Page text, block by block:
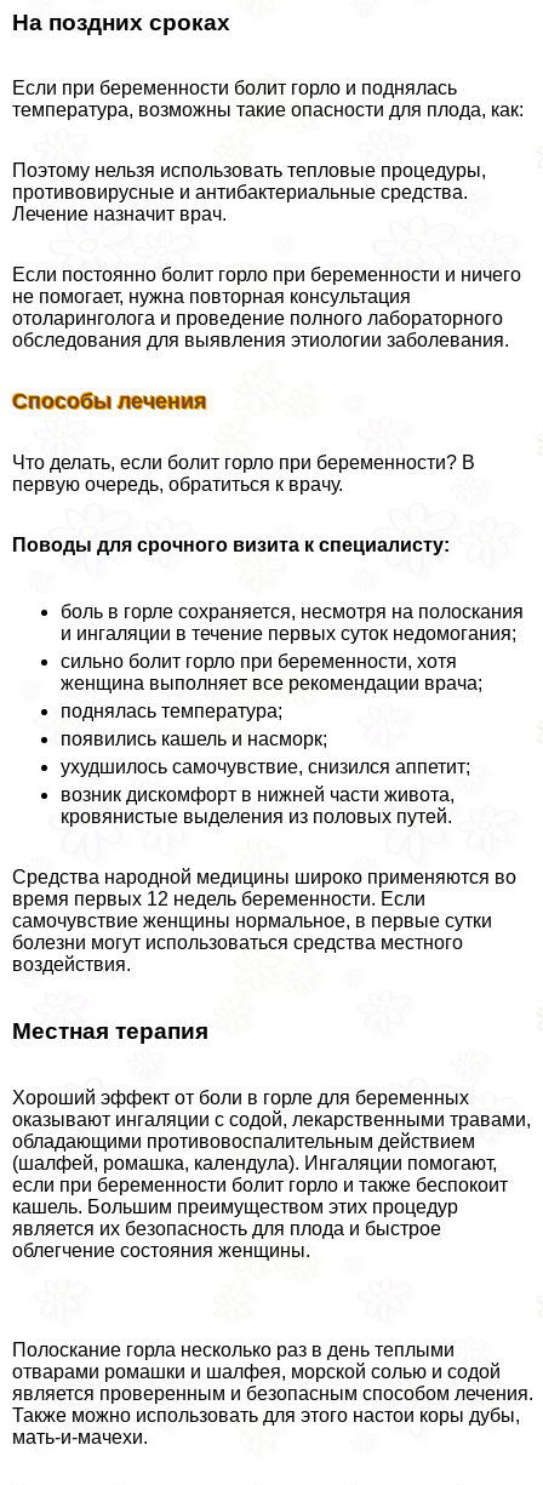
На поздних сроках
Если при беременности болит горло и поднялась
температура, возможны такие опасности для плода, как:
Поэтому нельзя использовать тепловые процедуры,
противовирусные и антибактериальные средства.
Лечение назначит врач.
Если постоянно болит горло при беременности и ничего
не помогает, нужна повторная консультация
отоларинголога и проведение полного лабораторного
обследования для выявления этиологии заболевания.
Способы лечения
Что делать, если болит горло при беременности? В
первую очередь, обратиться к врачу.
Поводы для срочного визита к специалисту:
боль в горле сохраняется, несмотря на полоскания
и ингаляции в течение первых суток недомогания;
сильно болит горло при беременности, хотя
женщина выполняет все рекомендации врача;
поднялась температура;
появились кашель и насморк;
ухудшилось самочувствие, снизился аппетит;
возник дискомфорт в нижней части живота,
кровянистые выделения из пoлoвых путей.
Средства народной медицины широко применяются во
время первых 12 недель беременности. Если
самочувствие женщины нормальное, в первые сутки
болезни могут использоваться средства местного
воздействия.
Местная терапия
Хороший эффект от боли в горле для беременных
оказывают ингаляции с содой, лекарственными травами,
обладающими противовоспалительным действием
(шалфей, ромашка, календула). Ингаляции помогают,
если при беременности болит горло и также беспокоит
кашель. Большим преимуществом этих процедур
является их безопасность для плода и быстрое
облегчение состояния женщины.
Полоскание горла несколько раз в день теплыми
отварами ромашки и шалфея, морской солью и содой
является проверенным и безопасным способом лечения.
Также можно использовать для этого настои коры дубы,
мать-и-мачехи.